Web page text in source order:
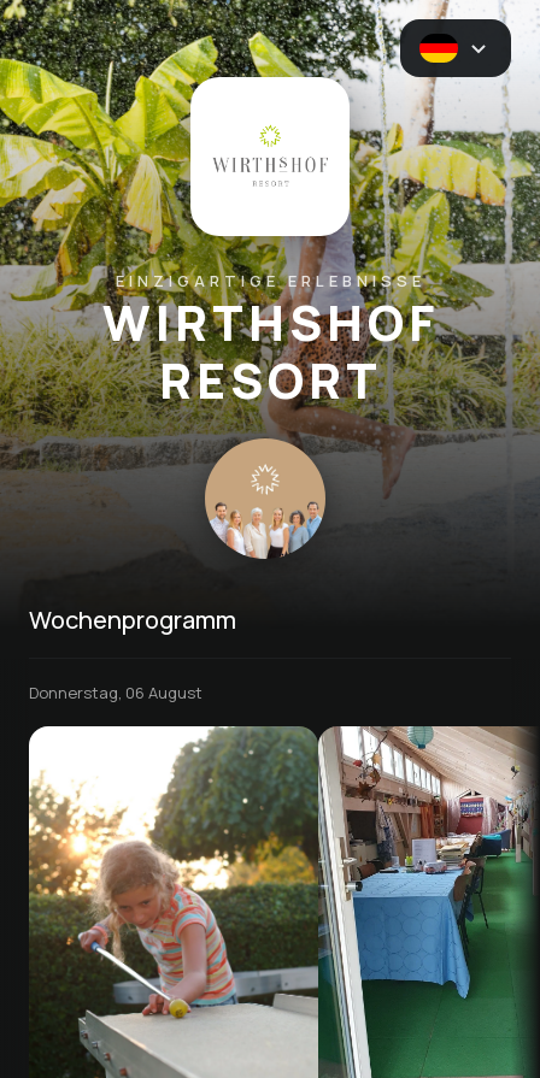
EINZIGARTIGE ERLEBNISSE
WIRTHSHOF
RESORT
Wochenprogramm
Donnerstag, 06 August